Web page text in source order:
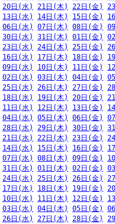
20日(水) 21日(木) 22日(金)
13日(水) 14日(木) 15日(金)
06日(水) 07日(木) 08日(金)
30日(水) 31日(木) 01日(金)
23日(水) 24日(木) 25日(金)
16日(水) 17日(木) 18日(金)
09日(水) 10日(木) 11日(金)
02日(水) 03日(木) 04日(金)
25日(水) 26日(木) 27日(金)
18日(水) 19日(木) 20日(金)
11日(水) 12日(木) 13日(金)
04日(水) 05日(木) 06日(金)
28日(水) 29日(木) 30日(金)
21日(水) 22日(木) 23日(金)
14日(水) 15日(木) 16日(金)
07日(水) 08日(木) 09日(金)
31日(水) 01日(木) 02日(金)
24日(水) 25日(木) 26日(金)
17日(水) 18日(木) 19日(金)
10日(水) 11日(木) 12日(金)
03日(水) 04日(木) 05日(金)
26日(水) 27日(木) 28日(金)